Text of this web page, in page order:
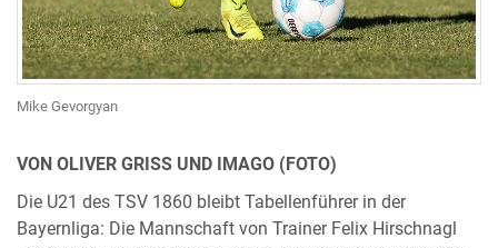
Mike Gevorgyan
VON OLIVER GRISS UND IMAGO (FOTO)
Die U21 des TSV 1860 bleibt Tabellenführer in der
Bayernliga: Die Mannschaft von Trainer Felix Hirschnagl